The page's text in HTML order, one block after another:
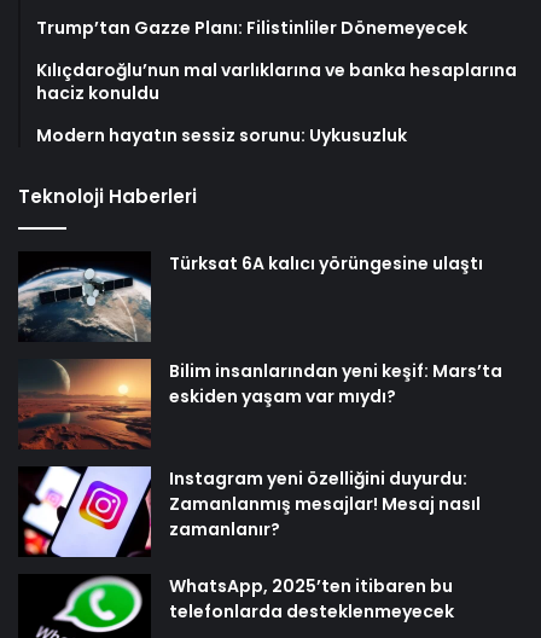
Trump’tan Gazze Planı: Filistinliler Dönemeyecek
Kılıçdaroğlu’nun mal varlıklarına ve banka hesaplarına
haciz konuldu
Modern hayatın sessiz sorunu: Uykusuzluk
Teknoloji Haberleri
Türksat 6A kalıcı yörüngesine ulaştı
Bilim insanlarından yeni keşif: Mars’ta
eskiden yaşam var mıydı?
Instagram yeni özelliğini duyurdu:
Zamanlanmış mesajlar! Mesaj nasıl
zamanlanır?
WhatsApp, 2025’ten itibaren bu
telefonlarda desteklenmeyecek